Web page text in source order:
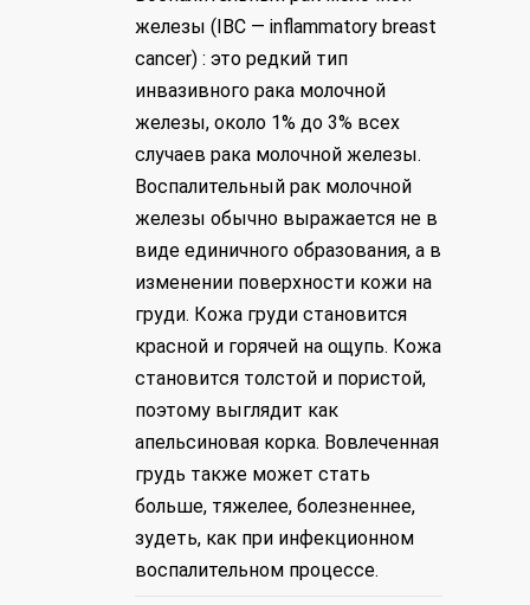
железы (IBC — inflammatory breast
cancer) : это редкий тип
инвазивного рака молочной
железы, около 1% до 3% всех
случаев рака молочной железы.
Воспалительный рак молочной
железы обычно выражается не в
виде единичного образования, а в
изменении поверхности кожи на
груди. Кожа груди становится
красной и горячей на ощупь. Кожа
становится толстой и пористой,
поэтому выглядит как
апельсиновая корка. Вовлеченная
грудь также может стать
больше, тяжелее, болезненнее,
зудеть, как при инфекционном
воспалительном процессе.